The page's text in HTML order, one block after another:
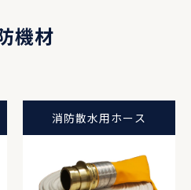
機材
消防散水用ホース